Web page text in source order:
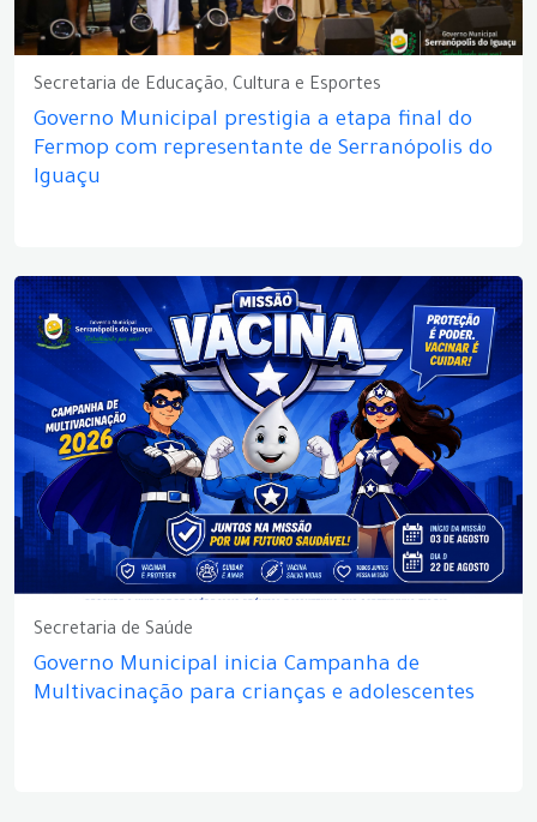
Secretaria de Educação, Cultura e Esportes
Governo Municipal prestigia a etapa final do
Fermop com representante de Serranópolis do
Iguaçu
Secretaria de Saúde
Governo Municipal inicia Campanha de
Multivacinação para crianças e adolescentes